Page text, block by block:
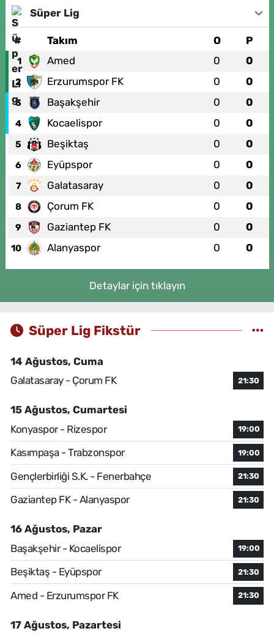
Süper Lig
# Takım O P
1 Amed 0 0
2 Erzurumspor FK 0 0
3 Başakşehir 0 0
4 Kocaelispor 0 0
5 Beşiktaş 0 0
6 Eyüpspor 0 0
7 Galatasaray 0 0
8 Çorum FK 0 0
9 Gaziantep FK 0 0
10 Alanyaspor 0 0
Detaylar için tıklayın
Süper Lig Fikstür
14 Ağustos, Cuma
Galatasaray - Çorum FK
21:30
15 Ağustos, Cumartesi
Konyaspor - Rizespor
19:00
Kasımpaşa - Trabzonspor 19:00
Gençlerbirliği S.K. - Fenerbahçe 21:30
Gaziantep FK - Alanyaspor 21:30
16 Ağustos, Pazar
Başakşehir - Kocaelispor
19:00
Beşiktaş - Eyüpspor 21:30
Amed - Erzurumspor FK 21:30
17 Ağustos, Pazartesi